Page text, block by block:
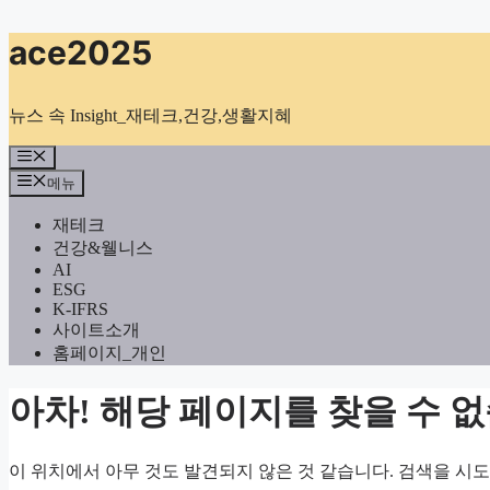
컨
텐
로
너
뛰
기
ace2025
뉴스 속 Insight_재테크,건강,생활지혜
메
뉴
메뉴
재테크
건강&웰니스
AI
ESG
K-IFRS
사이트소개
홈페이지_개인
아차! 해당 페이지를 찾을 수
이 위치에서 아무 것도 발견되지 않은 것 같습니다. 검색을 시